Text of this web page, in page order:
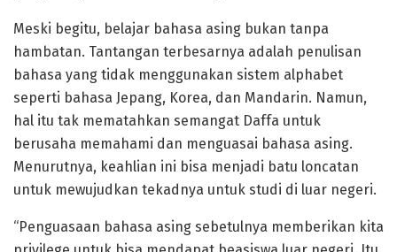
Meski begitu, belajar bahasa asing bukan tanpa
hambatan. Tantangan terbesarnya adalah penulisan
bahasa yang tidak menggunakan sistem alphabet
seperti bahasa Jepang, Korea, dan Mandarin. Namun,
hal itu tak mematahkan semangat Daffa untuk
berusaha memahami dan menguasai bahasa asing.
Menurutnya, keahlian ini bisa menjadi batu loncatan
untuk mewujudkan tekadnya untuk studi di luar negeri.
“Penguasaan bahasa asing sebetulnya memberikan kita